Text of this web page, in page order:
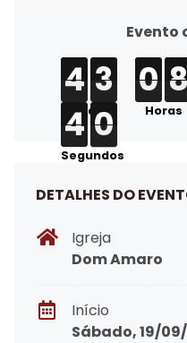
Evento
4
4
4
4 3
3
3
3 0
0
0
0 8
8
8
8
4
4
4
4 0
0
0
0
DETALHES DO
Igreja
Dom Amaro
Início
Sábado, 19/